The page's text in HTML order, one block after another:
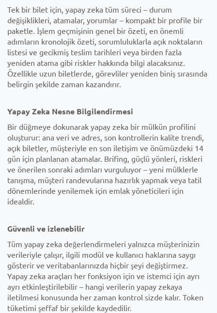
Tek bir bilet için, yapay zeka tüm süreci – durum
değişiklikleri, atamalar, yorumlar – kompakt bir profile bir
paketle. İşlem geçmişinin genel bir özeti, en önemli
adımların kronolojik özeti, sorumluluklarla açık noktaların
listesi ve gecikmiş teslim tarihleri veya birden fazla
yeniden atama gibi riskler hakkında bilgi alacaksınız.
Özellikle uzun biletlerde, görevliler yeniden biniş sırasında
belirgin şekilde zaman kazandırır.
Yapay Zeka Nesne Bilgilendirmesi
Bir düğmeye dokunarak yapay zeka bir mülkün profilini
oluşturur: ana veri ve adres, son kontrollerin kalite trendi,
açık biletler, müşteriyle en son iletişim ve önümüzdeki 14
gün için planlanan atamalar. Brifing, güçlü yönleri, riskleri
ve önerilen sonraki adımları vurguluyor – yeni mülklerle
tanışma, müşteri randevularına hazırlık yapmak veya tatil
dönemlerinde yenilemek için emlak yöneticileri için
idealdir.
Güvenli ve izlenebilir
Tüm yapay zeka değerlendirmeleri yalnızca müşterinizin
verileriyle çalışır, ilgili modül ve kullanıcı haklarına saygı
gösterir ve veritabanlarınızda hiçbir şeyi değiştirmez.
Yapay zeka araçları her fonksiyon için ve istemci için ayrı
ayrı etkinleştirilebilir – hangi verilerin yapay zekaya
iletilmesi konusunda her zaman kontrol sizde kalır. Token
tüketimi şeffaf bir şekilde kaydedilir.